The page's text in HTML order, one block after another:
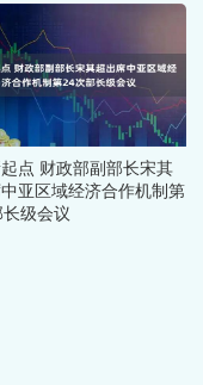
点 财政部副部长宋其
亚区域经济合作机制第
级会议